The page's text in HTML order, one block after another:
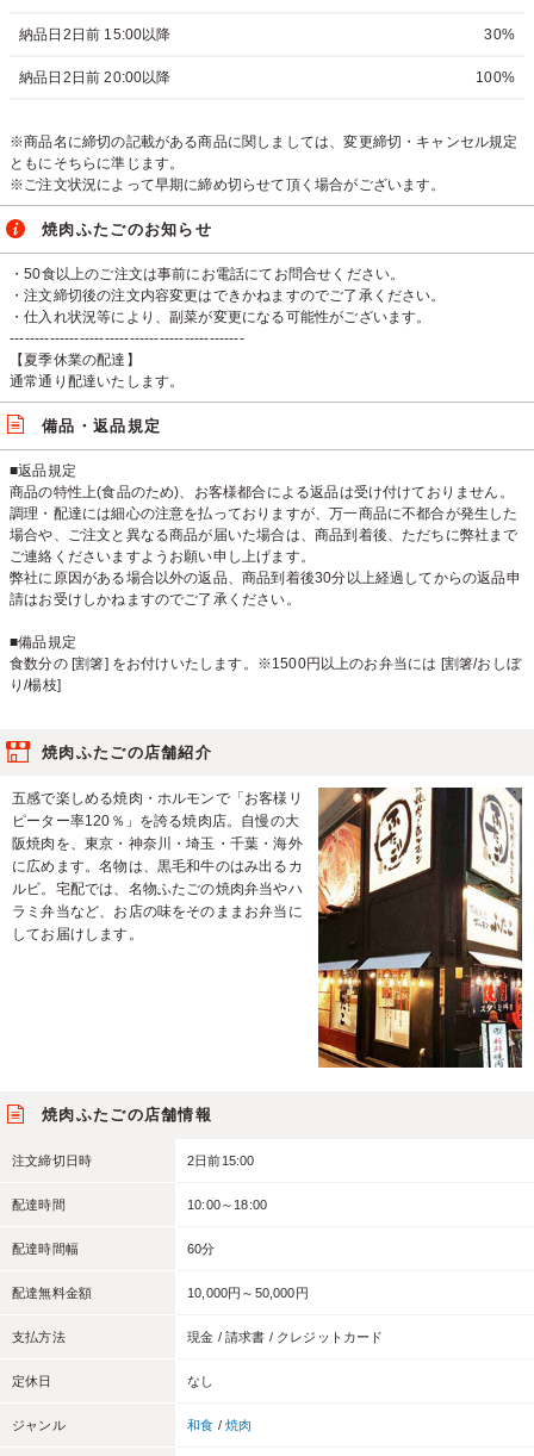
納品日2日前 15:00以降 30%
納品日2日前 20:00以降 100%
※商品名に締切の記載がある商品に関しましては、変更締切・キャンセル規定
ともにそちらに準じます。
※ご注文状況によって早期に締め切らせて頂く場合がございます。
焼肉ふたごのお知らせ
・50食以上のご注文は事前にお電話にてお問合せください。
・注文締切後の注文内容変更はできかねますのでご了承ください。
・仕入れ状況等により、副菜が変更になる可能性がございます。
-----------------------------------------------
【夏季休業の配達】
通常通り配達いたします。
備品・返品規定
■返品規定
商品の特性上(食品のため)、お客様都合による返品は受け付けておりません。
調理・配達には細心の注意を払っておりますが、万一商品に不都合が発生した
場合や、ご注文と異なる商品が届いた場合は、商品到着後、ただちに弊社まで
ご連絡くださいますようお願い申し上げます。
弊社に原因がある場合以外の返品、商品到着後30分以上経過してからの返品申
請はお受けしかねますのでご了承ください。
■備品規定
食数分の [割箸] をお付けいたします。※1500円以上のお弁当には [割箸/おしぼ
り/楊枝]
焼肉ふたごの店舗紹介
五感で楽しめる焼肉・ホルモンで「お客様リ
ピーター率120％」を誇る焼肉店。自慢の大
阪焼肉を、東京・神奈川・埼玉・千葉・海外
に広めます。名物は、黒毛和牛のはみ出るカ
ルビ。宅配では、名物ふたごの焼肉弁当やハ
ラミ弁当など、お店の味をそのままお弁当に
してお届けします。
焼肉ふたごの店舗情報
注文締切日時 2日前15:00
配達時間 10:00～18:00
配達時間幅 60分
配達無料金額 10,000円～50,000円
支払方法 現金 / 請求書 / クレジットカード
定休日 なし
ジャンル 和食 / 焼肉